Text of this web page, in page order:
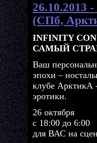
(СПб,
INFINITY
САМЫЙ
Ваш
эпохи –
клубе АрктикА
эротики.
26 октября
с 18:00 до 6:00
для ВАС на